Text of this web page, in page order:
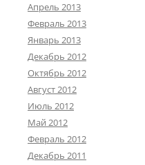
Апрель 2013
Февраль 2013
Январь 2013
Декабрь 2012
Октябрь 2012
Август 2012
Июль 2012
Май 2012
Февраль 2012
Декабрь 2011